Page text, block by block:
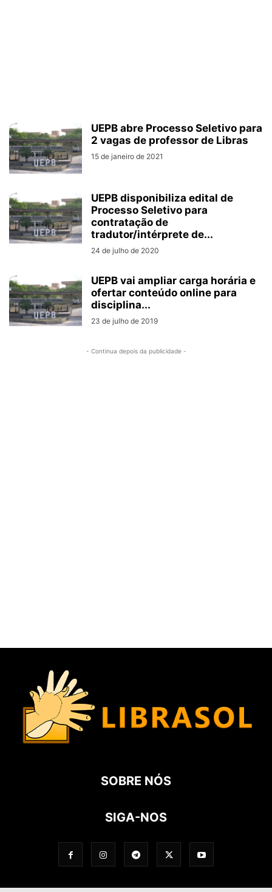
UEPB abre Processo Seletivo para
2 vagas de professor de Libras
15 de janeiro de 2021
UEPB disponibiliza edital de
Processo Seletivo para
contratação de
tradutor/intérprete de...
24 de julho de 2020
UEPB vai ampliar carga horária e
ofertar conteúdo online para
disciplina...
23 de julho de 2019
- Continua depois da publicidade -
SOBRE NÓS
SIGA-NOS